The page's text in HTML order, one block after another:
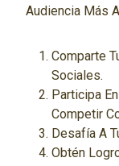
Audiencia Más
Comparte
Sociales.
Participa
Competir
Desafía A
Obtén